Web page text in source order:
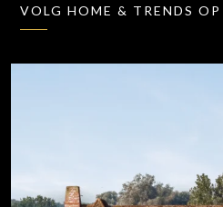
VOLG HOME & TRENDS